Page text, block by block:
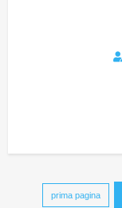
prima pagina